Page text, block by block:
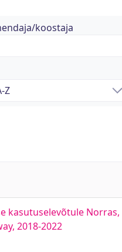
koostaja
kasutuselevõtule
2018-2022